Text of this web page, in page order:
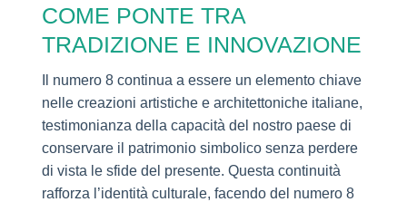
COME PONTE TRA
TRADIZIONE E INNOVAZIONE
Il numero 8 continua a essere un elemento chiave
nelle creazioni artistiche e architettoniche italiane,
testimonianza della capacità del nostro paese di
conservare il patrimonio simbolico senza perdere
di vista le sfide del presente. Questa continuità
rafforza l’identità culturale, facendo del numero 8